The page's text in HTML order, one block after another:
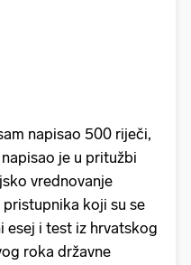
napisao 500 riječi,
je u pritužbi
vrednovanje
koji su se
esej i test iz hrvatskog
roka državne